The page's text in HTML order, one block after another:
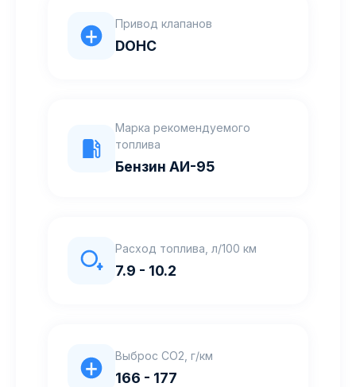
Привод клапанов
DOHC
Марка рекомендуемого
топлива
Бензин АИ-95
Расход топлива, л/100 км
7.9 - 10.2
Выброс CO2, г/км
166 - 177